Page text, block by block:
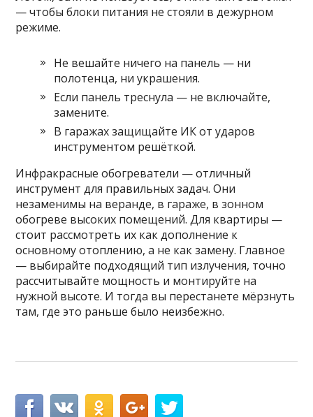
— чтобы блоки питания не стояли в дежурном
режиме.
Не вешайте ничего на панель — ни
полотенца, ни украшения.
Если панель треснула — не включайте,
замените.
В гаражах защищайте ИК от ударов
инструментом решёткой.
Инфракрасные обогреватели — отличный
инструмент для правильных задач. Они
незаменимы на веранде, в гараже, в зонном
обогреве высоких помещений. Для квартиры —
стоит рассмотреть их как дополнение к
основному отоплению, а не как замену. Главное
— выбирайте подходящий тип излучения, точно
рассчитывайте мощность и монтируйте на
нужной высоте. И тогда вы перестанете мёрзнуть
там, где это раньше было неизбежно.